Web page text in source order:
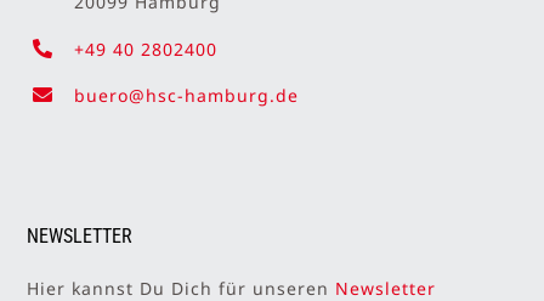
+49 40 2802400
buero@hsc-hamburg.de
NEWSLETTER
Hier kannst Du Dich für unseren Newsletter